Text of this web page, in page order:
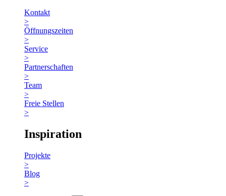
Kontakt
>
Öffnungszeiten
>
Service
>
Partnerschaften
>
Team
>
Freie Stellen
>
Inspiration
Projekte
>
Blog
>